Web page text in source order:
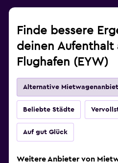
Finde bessere
deinen Aufenthalt
Flughafen (EYW)
Alternative
Beliebte Städte
Auf gut Glück
Weitere Anbieter von